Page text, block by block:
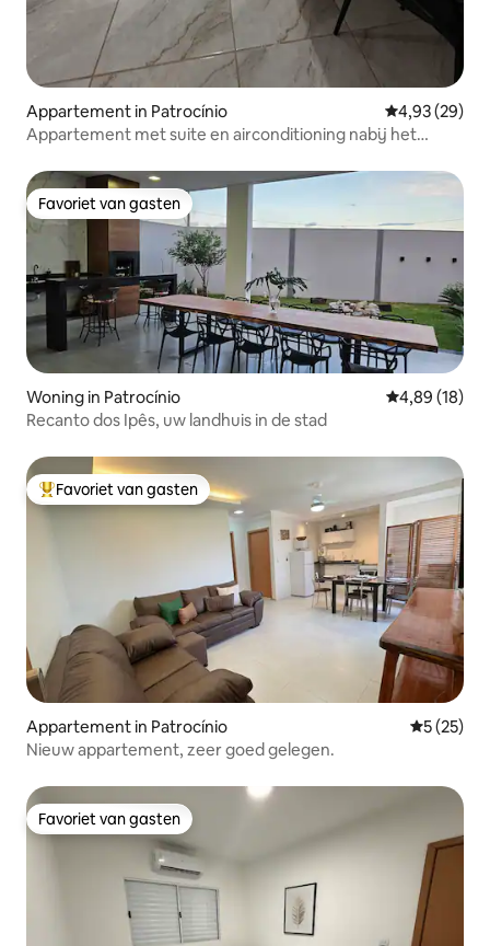
Appartement in Patrocínio Gemiddelde
4,93 (29)
Appartement met suite en airconditioning nabij het
Favoriet van gasten
Favoriet van gasten
Woning in Patrocínio Gemiddelde
4,89 (18)
Recanto dos Ipês, uw landhuis in de stad
Topfavoriet van gasten
Favoriet van gasten
Appartement in Patrocínio
5 (25)
Nieuw appartement, zeer goed gelegen.
Favoriet van gasten
Favoriet van gasten